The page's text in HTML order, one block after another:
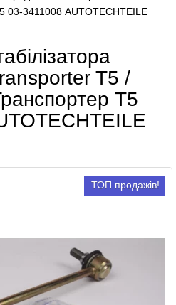
03-3411008 AUTOTECHTEILE
T5 /
Т5
ТОП продажів!